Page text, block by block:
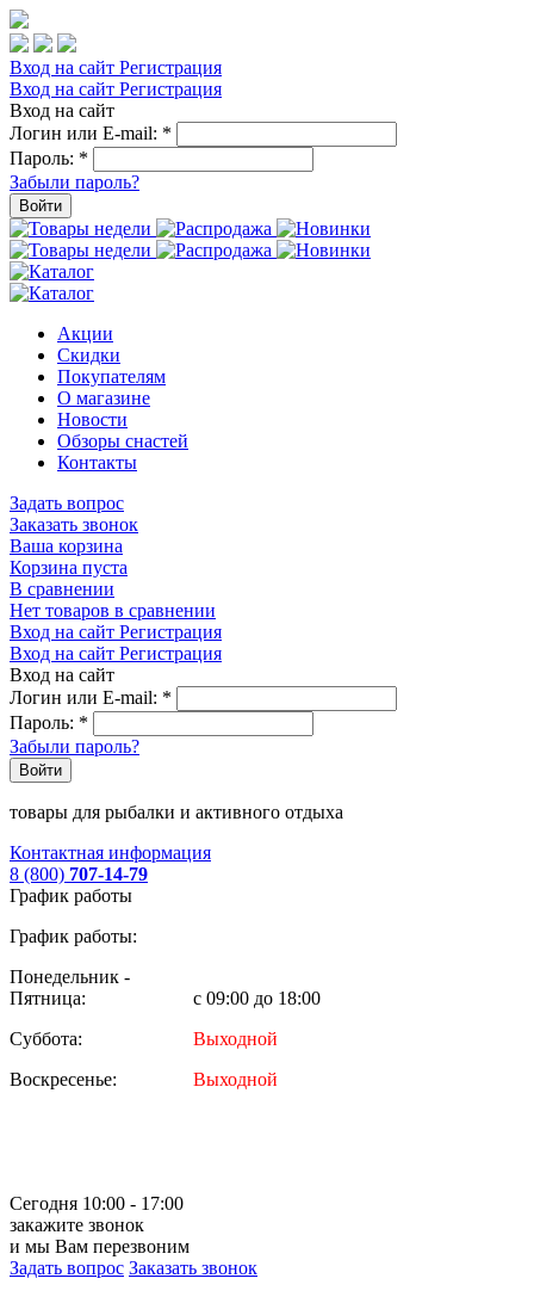
Вход на сайт Регистрация
Вход на сайт Регистрация
Вход на сайт
Логин или E-mail: *
Пароль: *
Забыли пароль?
Войти
Акции
Скидки
Покупателям
О магазине
Новости
Обзоры снастей
Контакты
Задать вопрос
Заказать звонок
Ваша корзина
Корзина пуста
В сравнении
Нет товаров в сравнении
Вход на сайт Регистрация
Вход на сайт Регистрация
Вход на сайт
Логин или E-mail: *
Пароль: *
Забыли пароль?
Войти
товары для рыбалки и активного отдыха
Контактная информация
8 (800) 707-14-79
График работы
График работы:
Понедельник -
Пятница:
с 09:00 до 18:00
Суббота:
Выходной
Воскресенье:
Выходной
Сегодня 10:00 - 17:00
закажите звонок
и мы Вам перезвоним
Задать вопрос Заказать звонок